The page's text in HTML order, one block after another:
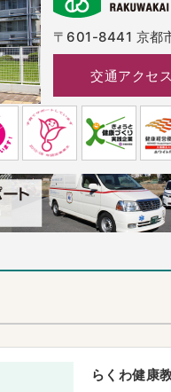
〒601-8441 京都
交通アクセス
らくわ健康